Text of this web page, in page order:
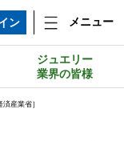
ン メニュー
ジュエリー
業界の皆様
産業省］